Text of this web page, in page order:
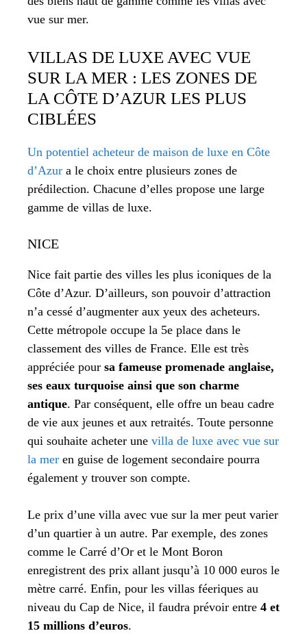
vue sur mer.
VILLAS DE LUXE AVEC VUE
SUR LA MER : LES ZONES DE
LA CÔTE D’AZUR LES PLUS
CIBLÉES
Un potentiel acheteur de maison de luxe en Côte
d’Azur a le choix entre plusieurs zones de
prédilection. Chacune d’elles propose une large
gamme de villas de luxe.
NICE
Nice fait partie des villes les plus iconiques de la
Côte d’Azur. D’ailleurs, son pouvoir d’attraction
n’a cessé d’augmenter aux yeux des acheteurs.
Cette métropole occupe la 5e place dans le
classement des villes de France. Elle est très
appréciée pour sa fameuse promenade anglaise,
ses eaux turquoise ainsi que son charme
antique. Par conséquent, elle offre un beau cadre
de vie aux jeunes et aux retraités. Toute personne
qui souhaite acheter une villa de luxe avec vue sur
la mer en guise de logement secondaire pourra
également y trouver son compte.
Le prix d’une villa avec vue sur la mer peut varier
d’un quartier à un autre. Par exemple, des zones
comme le Carré d’Or et le Mont Boron
enregistrent des prix allant jusqu’à 10 000 euros le
mètre carré. Enfin, pour les villas féeriques au
niveau du Cap de Nice, il faudra prévoir entre 4 et
15 millions d’euros.